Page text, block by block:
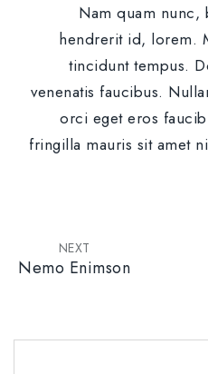
Nam quam nunc,
hendrerit id, lorem.
tincidunt tempus.
venenatis faucibus.
orci eget eros
fringilla mauris sit amet
NEXT
Nemo Enimson